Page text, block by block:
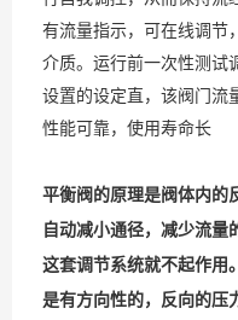
有流量指示，可在线调节
介质。运行前一次性测试
设置的设定直，该阀门流
性能可靠，使用寿命长
平衡阀的原理是阀体内的
自动减小通径，减少流量
这套调节系统就不起作用
是有方向性的，反向的压